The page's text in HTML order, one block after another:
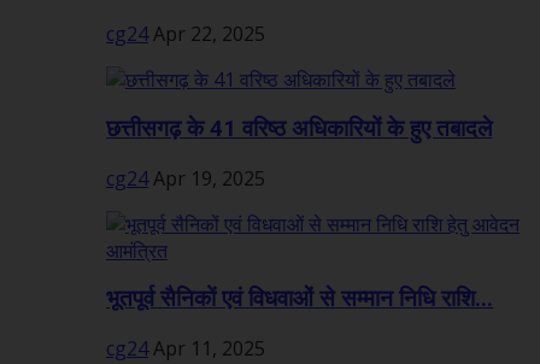
cg24Apr 22, 2025
छत्तीसगढ़ के 41 वरिष्ठ अधिकारियों के हुए तबादले
cg24Apr 19, 2025
भूतपूर्व सैनिकों एवं विधवाओं से सम्मान निधि राशि...
cg24Apr 11, 2025